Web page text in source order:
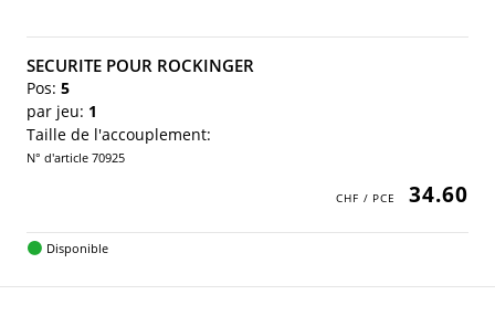
SECURITE POUR ROCKINGER
Pos: 5
par jeu: 1
Taille de l'accouplement:
N° d'article 70925
34.60
Disponible